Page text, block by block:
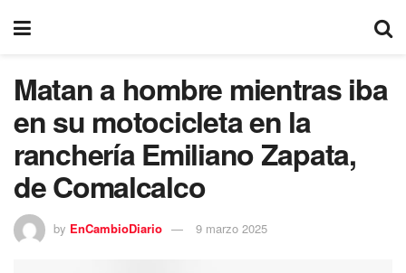
Matan a hombre mientras iba
en su motocicleta en la
ranchería Emiliano Zapata,
de Comalcalco
by EnCambioDiario 9 marzo 2025